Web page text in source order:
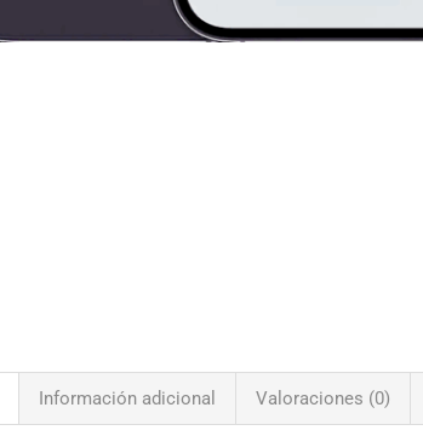
Información adicional Valoraciones (0)